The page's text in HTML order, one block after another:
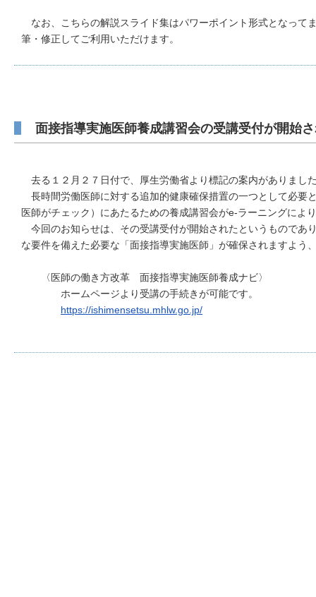
なお、こちらの解説スライド集はパワーポイント形式となって
筆・修正してご利用いただけます。
面接指導実施医師養成講習会の受講受付が開始
去る１２月２７日付で、厚生労働省より標記の案内がありまし
長時間労働医師に対する追加的健康確保措置の一つとして必要
医師がチェック）にあたるための養成講習会がe-ラーニングによ
今回のお知らせは、その受講受付が開始されたというものであ
な要件を備えた必要な「面接指導実施医師」が確保されますよう
〈医師の働き方改革 面接指導実施医師養成ナビ〉
ホームページより受講の手続きが可能です。
https://ishimensetsu.mhlw.go.jp/